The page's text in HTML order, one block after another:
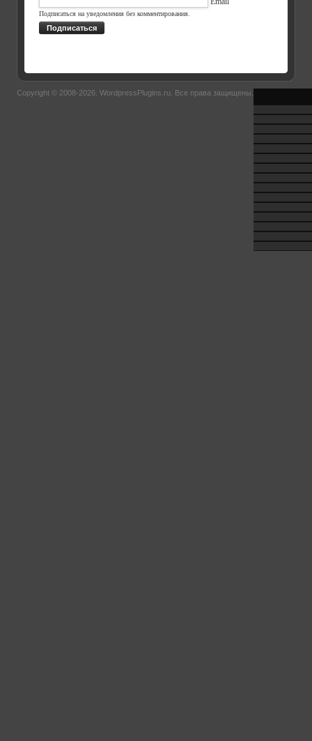
Подписаться на уведомления без комментирования.
Подписаться
Copyright © 2008-2026. WordpressPlugins.ru . Все права защищены.